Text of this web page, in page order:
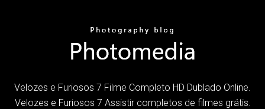
Velozes e Furiosos 7 Filme Completo HD Dublado Online.
Velozes e Furiosos 7 Assistir completos de filmes grátis.